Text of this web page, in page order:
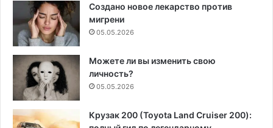
Создано новое лекарство против
мигрени
05.05.2026
Можете ли вы изменить свою
личность?
05.05.2026
Крузак 200 (Toyota Land Cruiser 200):